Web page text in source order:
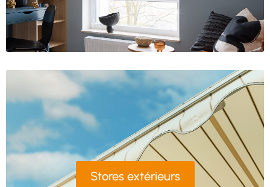
Stores extérieurs